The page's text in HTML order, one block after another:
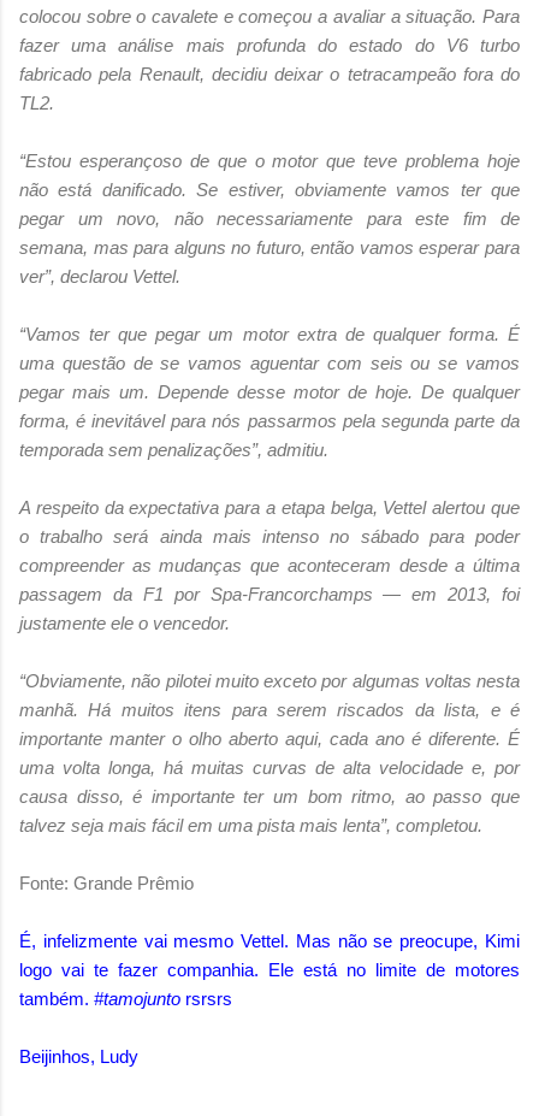
colocou sobre o cavalete e começou a avaliar a situação. Para
fazer uma análise mais profunda do estado do V6 turbo
fabricado pela Renault, decidiu deixar o tetracampeão fora do
TL2.
“Estou esperançoso de que o motor que teve problema hoje
não está danificado. Se estiver, obviamente vamos ter que
pegar um novo, não necessariamente para este fim de
semana, mas para alguns no futuro, então vamos esperar para
ver”, declarou Vettel.
“Vamos ter que pegar um motor extra de qualquer forma. É
uma questão de se vamos aguentar com seis ou se vamos
pegar mais um. Depende desse motor de hoje. De qualquer
forma, é inevitável para nós passarmos pela segunda parte da
temporada sem penalizações”, admitiu.
A respeito da expectativa para a etapa belga, Vettel alertou que
o trabalho será ainda mais intenso no sábado para poder
compreender as mudanças que aconteceram desde a última
passagem da F1 por Spa-Francorchamps — em 2013, foi
justamente ele o vencedor.
“Obviamente, não pilotei muito exceto por algumas voltas nesta
manhã. Há muitos itens para serem riscados da lista, e é
importante manter o olho aberto aqui, cada ano é diferente. É
uma volta longa, há muitas curvas de alta velocidade e, por
causa disso, é importante ter um bom ritmo, ao passo que
talvez seja mais fácil em uma pista mais lenta”, completou.
Fonte: Grande Prêmio
É, infelizmente vai mesmo Vettel. Mas não se preocupe, Kimi
logo vai te fazer companhia. Ele está no limite de motores
também. #tamojunto rsrsrs
Beijinhos, Ludy